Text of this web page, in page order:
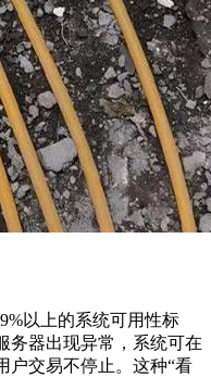
以上的系统可用性标
务器出现异常，系统可在
户交易不停止。这种“看